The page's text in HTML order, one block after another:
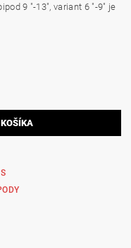
9 "-13", variant 6 "-9" je